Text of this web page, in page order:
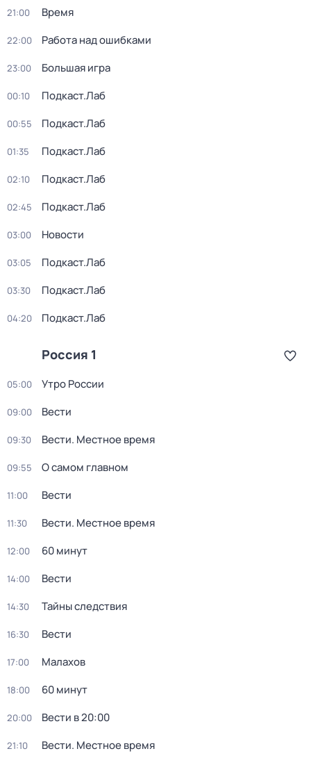
21:00 Время
22:00 Работа над ошибками
23:00 Большая игра
00:10 Подкаст.Лаб
00:55 Подкаст.Лаб
01:35 Подкаст.Лаб
02:10 Подкаст.Лаб
02:45 Подкаст.Лаб
03:00 Новости
03:05 Подкаст.Лаб
03:30 Подкаст.Лаб
04:20 Подкаст.Лаб
Россия 1
05:00 Утро России
09:00 Вести
09:30 Вести. Местное время
09:55 О самом главном
11:00 Вести
11:30 Вести. Местное время
12:00 60 минут
14:00 Вести
14:30 Тайны следствия
16:30 Вести
17:00 Малахов
18:00 60 минут
20:00 Вести в 20:00
21:10 Вести. Местное время